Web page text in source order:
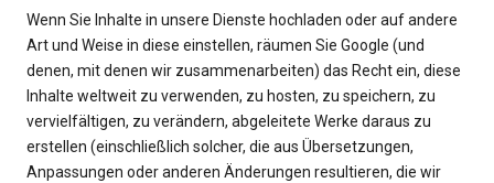
Wenn Sie Inhalte in unsere Dienste hochladen oder auf andere
Art und Weise in diese einstellen, räumen Sie Google (und
denen, mit denen wir zusammenarbeiten) das Recht ein, diese
Inhalte weltweit zu verwenden, zu hosten, zu speichern, zu
vervielfältigen, zu verändern, abgeleitete Werke daraus zu
erstellen (einschließlich solcher, die aus Übersetzungen,
Anpassungen oder anderen Änderungen resultieren, die wir